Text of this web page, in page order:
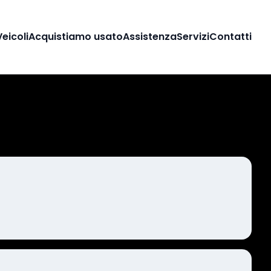
Acquistiamo usatoAssistenzaServiziContatti